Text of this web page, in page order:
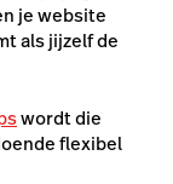
je website
als jijzelf de
wordt die
flexibel